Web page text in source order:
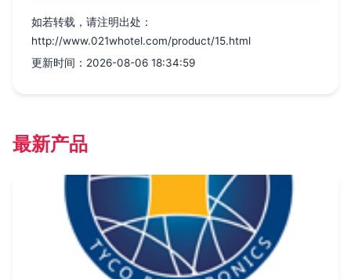
如若转载，请注明出处：
http://www.021whotel.com/product/15.html
更新时间：2026-08-06 18:34:59
最新产品